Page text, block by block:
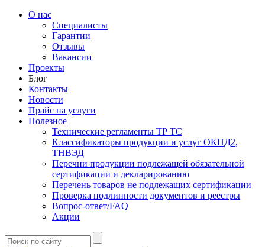
О нас
Специалисты
Гарантии
Отзывы
Вакансии
Проекты
Блог
Контакты
Новости
Прайс на услуги
Полезное
Технические регламенты ТР ТС
Классификаторы продукции и услуг ОКПД2,
ТНВЭД
Перечни продукции подлежащей обязательной
сертификации и декларированию
Перечень товаров не подлежащих сертификации
Проверка подлинности документов и реестры
Вопрос-ответ/FAQ
Акции